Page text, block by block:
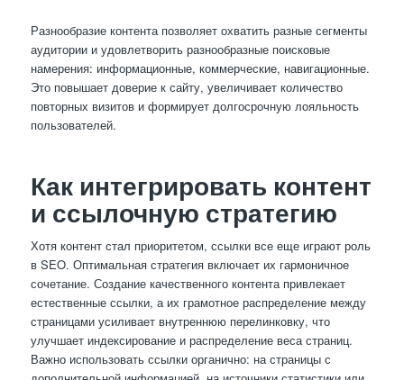
Разнообразие контента позволяет охватить разные сегменты
аудитории и удовлетворить разнообразные поисковые
намерения: информационные, коммерческие, навигационные.
Это повышает доверие к сайту, увеличивает количество
повторных визитов и формирует долгосрочную лояльность
пользователей.
Как интегрировать контент
и ссылочную стратегию
Хотя контент стал приоритетом, ссылки все еще играют роль
в SEO. Оптимальная стратегия включает их гармоничное
сочетание. Создание качественного контента привлекает
естественные ссылки, а их грамотное распределение между
страницами усиливает внутреннюю перелинковку, что
улучшает индексирование и распределение веса страниц.
Важно использовать ссылки органично: на страницы с